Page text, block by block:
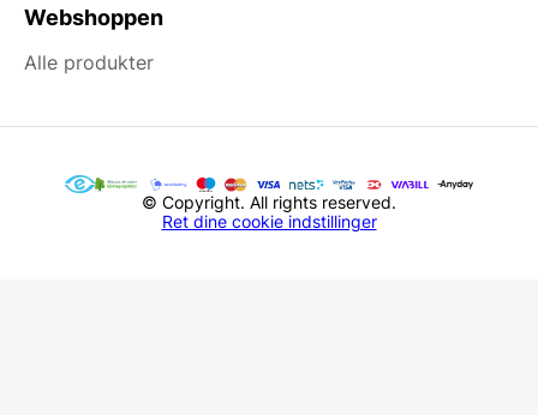
Webshoppen
Alle produkter
© Copyright. All rights reserved.
Ret dine cookie indstillinger